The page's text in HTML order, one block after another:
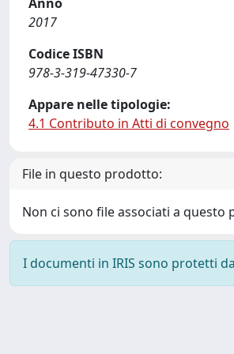
2017
Codice ISBN
978-3-319-47330-7
Appare nelle tipologie:
4.1 Contributo in Atti di convegno
File in questo prodotto:
Non ci sono file associati a questo
I documenti in IRIS sono protetti